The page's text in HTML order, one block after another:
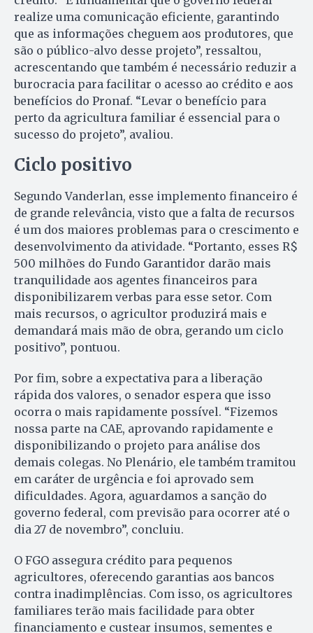
realize uma comunicação eficiente, garantindo
que as informações cheguem aos produtores, que
são o público-alvo desse projeto”, ressaltou,
acrescentando que também é necessário reduzir a
burocracia para facilitar o acesso ao crédito e aos
benefícios do Pronaf. “Levar o benefício para
perto da agricultura familiar é essencial para o
sucesso do projeto”, avaliou.
Ciclo positivo
Segundo Vanderlan, esse implemento financeiro é
de grande relevância, visto que a falta de recursos
é um dos maiores problemas para o crescimento e
desenvolvimento da atividade. “Portanto, esses R$
500 milhões do Fundo Garantidor darão mais
tranquilidade aos agentes financeiros para
disponibilizarem verbas para esse setor. Com
mais recursos, o agricultor produzirá mais e
demandará mais mão de obra, gerando um ciclo
positivo”, pontuou.
Por fim, sobre a expectativa para a liberação
rápida dos valores, o senador espera que isso
ocorra o mais rapidamente possível. “Fizemos
nossa parte na CAE, aprovando rapidamente e
disponibilizando o projeto para análise dos
demais colegas. No Plenário, ele também tramitou
em caráter de urgência e foi aprovado sem
dificuldades. Agora, aguardamos a sanção do
governo federal, com previsão para ocorrer até o
dia 27 de novembro”, concluiu.
O FGO assegura crédito para pequenos
agricultores, oferecendo garantias aos bancos
contra inadimplências. Com isso, os agricultores
familiares terão mais facilidade para obter
financiamento e custear insumos, sementes e